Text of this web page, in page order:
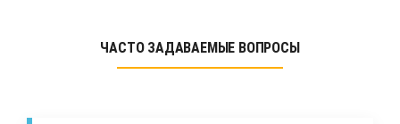
ЧАСТО ЗАДАВАЕМЫЕ ВОПРОСЫ